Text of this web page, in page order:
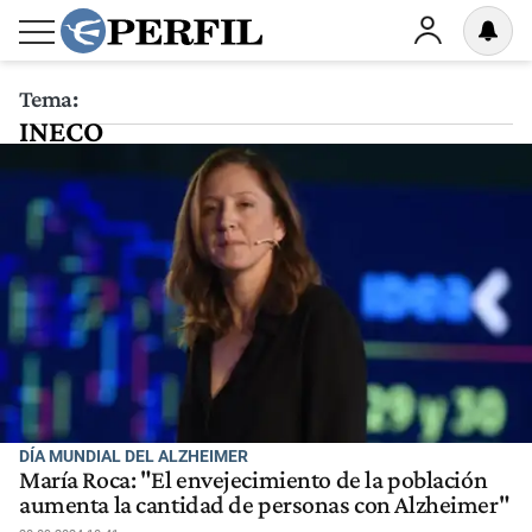
Tema:
INECO
DÍA MUNDIAL DEL ALZHEIMER
María Roca: "El envejecimiento de la población
aumenta la cantidad de personas con Alzheimer"